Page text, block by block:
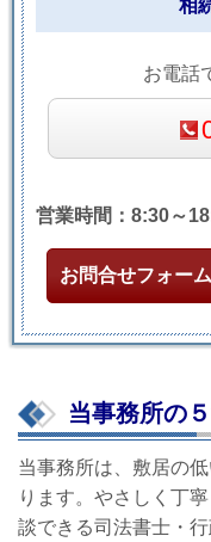
相
お電話
営業時間：8:30～
お問合せフォー
当事務所の
当事務所は、敷居の
ります。やさしく丁
談できる司法書士・行